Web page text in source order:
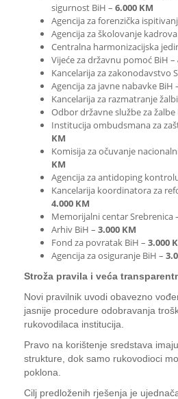
sigurnost BiH – 6.000 KM
Agencija za forenzička
Agencija za školovanje
Centralna harmonizacijska
Vijeće za državnu pomoć BiH –
Kancelarija za zakonodavstvo
Agencija za javne nabavke BiH
Kancelarija za razmatranje
Odbor državne službe za žalbe
Institucija ombudsmana za
KM
Komisija za očuvanje
KM
Agencija za anti­doping
Kancelarija koordinatora za
4.000 KM
Memorijalni centar Srebrenica
Arhiv BiH – 3.000 KM
Fond za povratak BiH – 3.000
Agencija za osiguranje BiH –
Stroža pravila i veća
Novi pravilnik uvodi obavezno
jasnije procedure odobravanja
rukovodilaca institucija.
Pravo na korištenje sredstava
strukture, dok samo rukovodioci
poklona.
Cilj predloženih rješenja je